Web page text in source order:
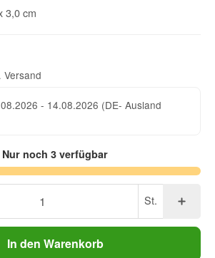
3,0 cm
Versand
- 14.08.2026 (DE- Ausland
Nur noch 3 verfügbar
St.
In den Warenkorb